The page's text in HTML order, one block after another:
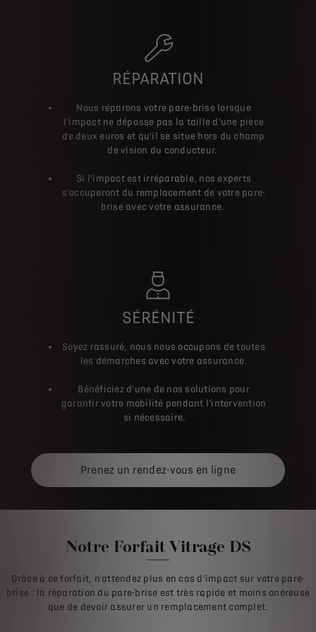
RÉPARATION
Nous réparons votre pare-brise lorsque
l'impact ne dépasse pas la taille d'une pièce
de deux euros et qu'il se situe hors du champ
de vision du conducteur.
Si l'impact est irréparable, nos experts
s'occuperont du remplacement de votre pare-
brise avec votre assurance.
SÉRÉNITÉ
Soyez rassuré, nous nous occupons de toutes
les démarches avec votre assurance.
Bénéficiez d'une de nos solutions pour
garantir votre mobilité pendant l'intervention
si nécessaire.
Prenez un rendez-vous en ligne
Notre Forfait Vitrage DS
Grâce à ce forfait, n'attendez plus en cas d'impact sur votre pare-
brise : la réparation du pare-brise est très rapide et moins onéreuse
que de devoir assurer un remplacement complet.